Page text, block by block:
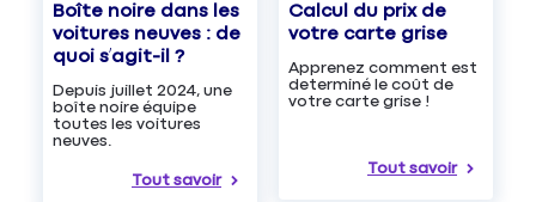
Boîte noire dans les
voitures neuves : de
quoi s’agit-il ?
Depuis juillet 2024, une
boîte noire équipe
toutes les voitures
neuves.
Tout savoir
Calcul du prix de
votre carte grise
Apprenez comment est
determiné le coût de
votre carte grise !
Tout savoir